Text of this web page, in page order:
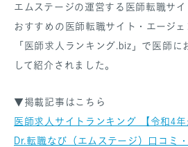
SANPO NAVI
DR.転職なび
エムステージの運営する医師転職サイ
おすすめの医師転職サイト・エージ
「医師求人ランキング.biz」で医師に
して紹介されました。
▼掲載記事はこちら
医師求人サイトランキング 【令和4年
Dr.転職なび（エムステージ）口コミ